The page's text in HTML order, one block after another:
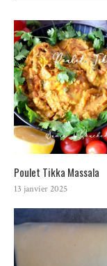
Poulet Tikka Massala
13 janvier 2025